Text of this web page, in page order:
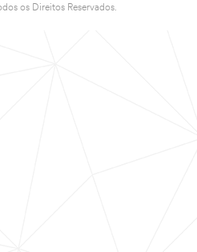
os Direitos Reservados.